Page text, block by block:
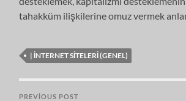
tahakküm ilişkilerine omuz vermek
| İNTERNET SITELERI (GENEL)
PREVIOUS POST